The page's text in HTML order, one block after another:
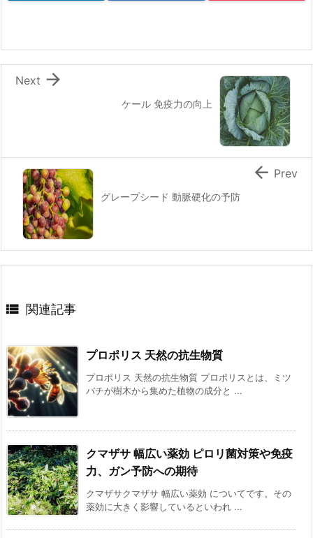
ケール 免疫力の向上

Next
グレープシード 動脈硬化の予防
 Prev
 関連記事
プロポリス 天然の抗生物質
プロポリス 天然の抗生物質 プロポリスとは、ミツ
バチが樹木から集めた植物の成分と ...
クマザサ 幅広い薬効 ピロリ菌対策や免疫
力、ガン予防への期待
クマザサクマザサ 幅広い薬効 についてです。その
薬効に大きく影響しているといわれ ...